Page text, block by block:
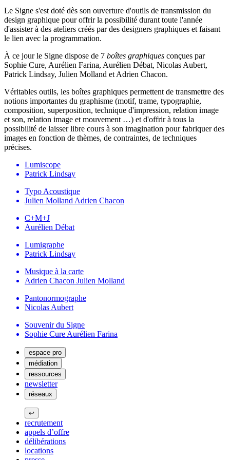
Le Signe s'est doté dès son ouverture d'outils de transmission du
design graphique pour offrir la possibilité durant toute l'année
d'assister à des ateliers créés par des designers graphiques et faisant
le lien avec la programmation.
À ce jour le Signe dispose de 7 boîtes graphiques conçues par
Sophie Cure, Aurélien Farina, Aurélien Débat, Nicolas Aubert,
Patrick Lindsay, Julien Molland et Adrien Chacon.
Véritables outils, les boîtes graphiques permettent de transmettre des
notions importantes du graphisme (motif, trame, typographie,
composition, superposition, technique d'impression, relation image
et son, relation image et mouvement …) et d'offrir à tous la
possibilité de laisser libre cours à son imagination pour fabriquer des
images en fonction de thèmes, de contraintes, de techniques
précises.
Lumiscope
Patrick Lindsay
Typo Acoustique
Julien Molland Adrien Chacon
C+M+J
Aurélien Débat
Lumigraphe
Patrick Lindsay
Musique à la carte
Adrien Chacon Julien Molland
Pantonormographe
Nicolas Aubert
Souvenir du Signe
Sophie Cure Aurélien Farina
espace pro
médiation
ressources
newsletter
réseaux
↩
recrutement
appels d’offre
délibérations
locations